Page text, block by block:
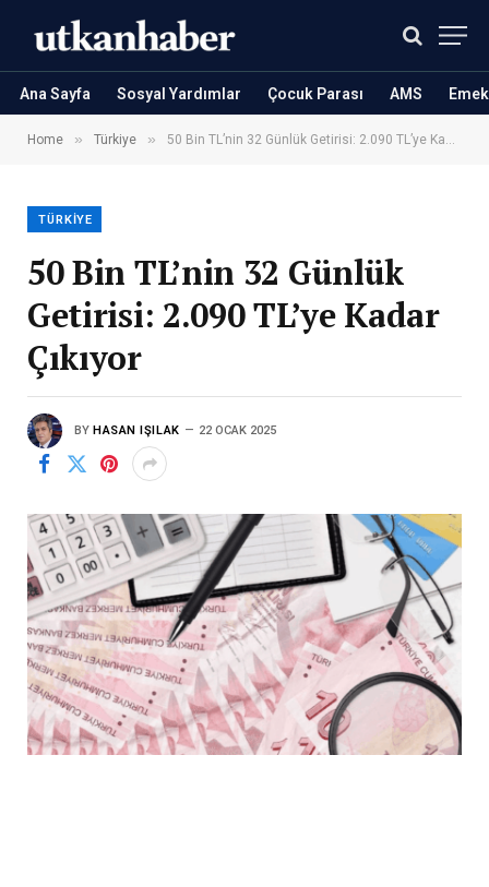
Ana Sayfa Sosyal Yardımlar Çocuk Parası AMS
Home » Türkiye » 50 Bin TL’nin 32 Günlük Getirisi: 2.090 TL’ye Kadar Çıkıyor
TÜRKIYE
50 Bin TL’nin 32 Günlük
Getirisi: 2.090 TL’ye Kadar
Çıkıyor
BY HASAN IŞILAK 22 OCAK 2025